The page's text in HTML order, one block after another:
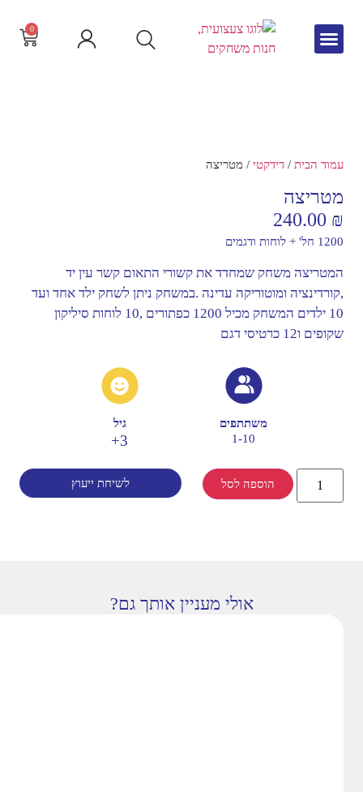
0
עמוד הבית / דידקטי / מטריצה
מטריצה
240.00 ₪
1200 חל' + לוחות ודגמים
המטריצה משחק שמחדד את קשורי התאום קשר עין יד
,קורדינציה ומוטוריקה עדינה .במשחק ניתן לשחק ילד אחד ועד
10 ילדים המשחק מכיל 1200 כפתורים ,10 לוחות סיליקון
שקופים ו12 כרטיסי דגם
משתתפים
1-10
גיל
3+
הוספה לסל לשיחת ייעוץ
אולי מעניין אותך גם?